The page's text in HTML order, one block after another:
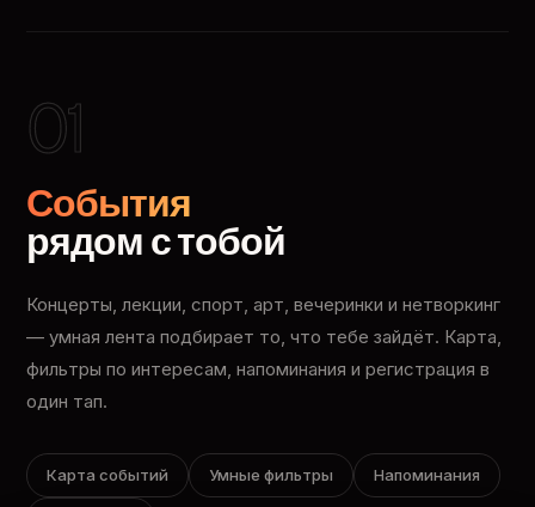
01
События
рядом с тобой
Концерты, лекции, спорт, арт, вечеринки и нетворкинг
— умная лента подбирает то, что тебе зайдёт. Карта,
фильтры по интересам, напоминания и регистрация в
один тап.
Карта событий Умные фильтры Напоминания